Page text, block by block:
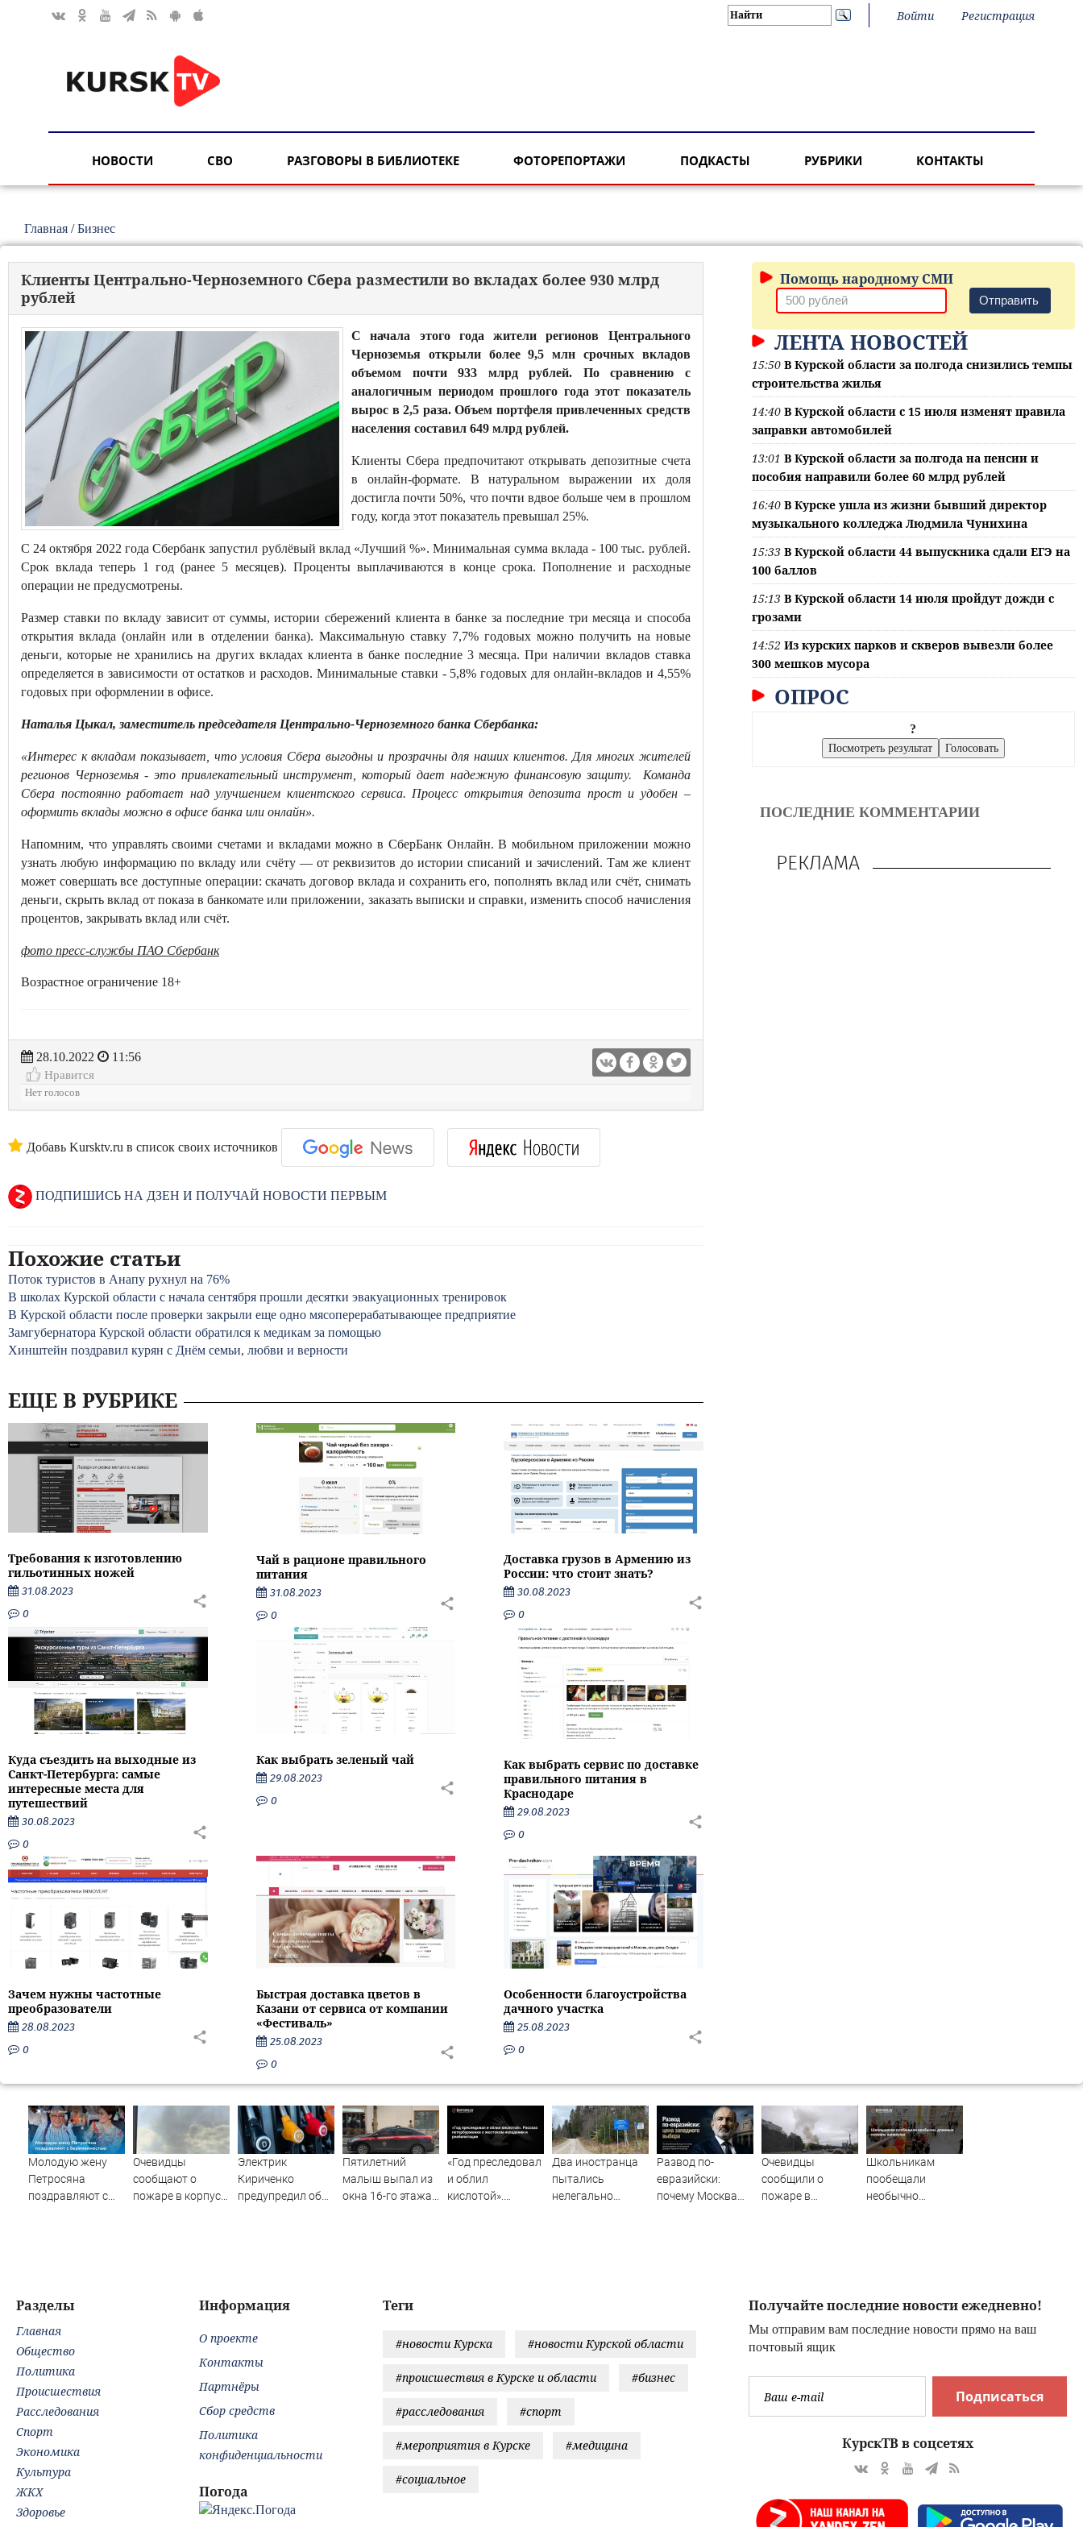
Войти Регистрация
НОВОСТИ СВО РАЗГОВОРЫ В БИБЛИОТЕКЕ ФОТОРЕПОРТАЖИ ПОДКАСТЫ РУБРИКИ КОНТАКТЫ
Главная /Бизнес
Клиенты Центрально-Черноземного Сбера разместили во вкладах более 930 млрд
рублей
С начала этого года жители регионов Центрального
Черноземья открыли более 9,5 млн срочных вкладов
объемом почти 933 млрд рублей. По сравнению с
аналогичным периодом прошлого года этот показатель
вырос в 2,5 раза. Объем портфеля привлеченных средств
населения составил 649 млрд рублей.
Клиенты Сбера предпочитают открывать депозитные счета
в онлайн-формате. В натуральном выражении их доля
достигла почти 50%, что почти вдвое больше чем в прошлом
году, когда этот показатель превышал 25%.
С 24 октября 2022 года Сбербанк запустил рублёвый вклад «Лучший %». Минимальная сумма вклада - 100 тыс. рублей.
Срок вклада теперь 1 год (ранее 5 месяцев). Проценты выплачиваются в конце срока. Пополнение и расходные
операции не предусмотрены.
Размер ставки по вкладу зависит от суммы, истории сбережений клиента в банке за последние три месяца и способа
открытия вклада (онлайн или в отделении банка). Максимальную ставку 7,7% годовых можно получить на новые
деньги, которые не хранились на других вкладах клиента в банке последние 3 месяца. При наличии вкладов ставка
определяется в зависимости от остатков и расходов. Минимальные ставки - 5,8% годовых для онлайн-вкладов и 4,55%
годовых при оформлении в офисе.
Наталья Цыкал, заместитель председателя Центрально-Черноземного банка Сбербанка:
«Интерес к вкладам показывает, что условия Сбера выгодны и прозрачны для наших клиентов. Для многих жителей
регионов Черноземья - это привлекательный инструмент, который дает надежную финансовую защиту. Команда
Сбера постоянно работает над улучшением клиентского сервиса. Процесс открытия депозита прост и удобен –
оформить вклады можно в офисе банка или онлайн».
Напомним, что управлять своими счетами и вкладами можно в СберБанк Онлайн. В мобильном приложении можно
узнать любую информацию по вкладу или счёту — от реквизитов до истории списаний и зачислений. Там же клиент
может совершать все доступные операции: скачать договор вклада и сохранить его, пополнять вклад или счёт, снимать
деньги, скрыть вклад от показа в банкомате или приложении, заказать выписки и справки, изменить способ начисления
процентов, закрывать вклад или счёт.
фото пресс-службы ПАО Сбербанк
Возрастное ограничение 18+
28.10.2022
11:56
Нравится
Нет голосов
Добавь Kursktv.ru в список своих источников
ПОДПИШИСЬ НА ДЗЕН И ПОЛУЧАЙ НОВОСТИ ПЕРВЫМ
Похожие статьи
Поток туристов в Анапу рухнул на 76%
В школах Курской области с начала сентября прошли десятки эвакуационных тренировок
В Курской области после проверки закрыли еще одно мясоперерабатывающее предприятие
Замгубернатора Курской области обратился к медикам за помощью
Хинштейн поздравил курян с Днём семьи, любви и верности
ЕЩЕ В РУБРИКЕ
Требования к изготовлению
гильотинных ножей
31.08.2023
0
Чай в рационе правильного
питания
31.08.2023
0
Доставка грузов в Армению из
России: что стоит знать?
30.08.2023
0
Куда съездить на выходные из
Санкт-Петербурга: самые
интересные места для
путешествий
30.08.2023
0
Как выбрать зеленый чай
29.08.2023
0
Как выбрать сервис по доставке
правильного питания в
Краснодаре
29.08.2023
0
Зачем нужны частотные
преобразователи
28.08.2023
0
Быстрая доставка цветов в
Казани от сервиса от компании
«Фестиваль»
25.08.2023
0
Особенности благоустройства
дачного участка
25.08.2023
0
Помощь народному СМИ
Отправить
ЛЕНТА НОВОСТЕЙ
15:50 В Курской области за полгода снизились темпы
строительства жилья
14:40 В Курской области с 15 июля изменят правила
заправки автомобилей
13:01 В Курской области за полгода на пенсии и
пособия направили более 60 млрд рублей
16:40 В Курске ушла из жизни бывший директор
музыкального колледжа Людмила Чунихина
15:33 В Курской области 44 выпускника сдали ЕГЭ на
100 баллов
15:13 В Курской области 14 июля пройдут дожди с
грозами
14:52 Из курских парков и скверов вывезли более
300 мешков мусора
ОПРОС
?
ПОСЛЕДНИЕ КОММЕНТАРИИ
РЕКЛАМА
Молодую жену
Петросяна
поздравляют с
Очевидцы
сообщают о
пожаре в корпусе
Электрик
Кириченко
предупредил об
Пятилетний
малыш выпал из
окна 16-го этажа
«Год преследовал
и облил
кислотой».
Два иностранца
пытались
нелегально
Развод по-
евразийски:
почему Москва
Очевидцы
сообщили о
пожаре в
Школьникам
пообещали
необычно
Получайте последние новости ежедневно!
Мы отправим вам последние новости прямо на ваш
почтовый ящик
Подписаться
КурскТВ в соцсетях
Теги
#новости Курска #новости Курской области
#происшествия в Курске и области #бизнес
#расследования #спорт
#мероприятия в Курске #медицина
#социальное
Разделы
Главная
Общество
Политика
Происшествия
Расследования
Спорт
Экономика
Культура
ЖКХ
Здоровье
Информация
О проекте
Контакты
Партнёры
Сбор средств
Политика
конфиденциальности
Погода